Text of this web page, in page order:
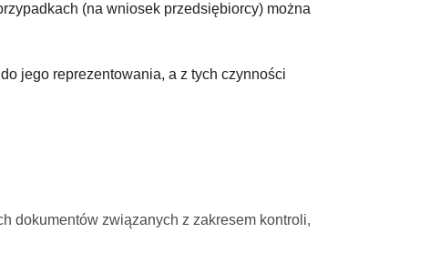
(na wniosek przedsiębiorcy) można
jego reprezentowania, a z tych czynności
dokumentów związanych z zakresem kontroli,